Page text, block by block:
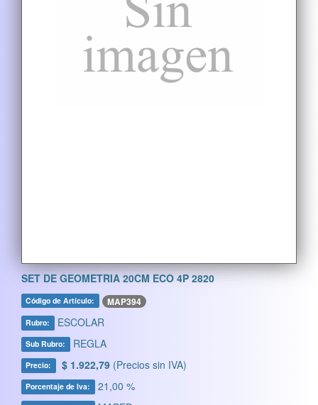
SET DE GEOMETRIA 20CM ECO 4P 2820
Código de Artículo: MAP394
Rubro: ESCOLAR
Sub Rubro: REGLA
Precio: $ 1.922,79 (Precios sin IVA)
Porcentaje de Iva: 21,00 %